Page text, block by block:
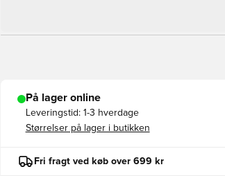
På lager online
Leveringstid: 1-3 hverdage
Størrelser på lager i butikken
Fri fragt ved køb over 699 kr